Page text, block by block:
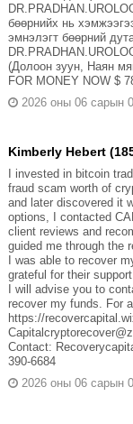
бөөрнийх нь
эмнэлэгт бөөрний
(Долоон зуун, Наян
FOR MONEY NOW $
2026 оны 06 сарын
Kimberly Hebert
I invested in bitcoin
fraud scam worth of
and later discovered it
options, I contacted
client reviews and
guided me through the
I was able to recover
grateful for their
I will advise you to
recover my funds. For
https://
Contact:
390-6684
2026 оны 06 сарын